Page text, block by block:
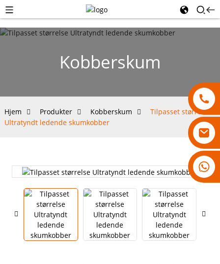
18007928831
Kobberskum
Hjem Produkter Kobberskum
Tilpasset størrelse
Ultratyndt ledende skumkobber